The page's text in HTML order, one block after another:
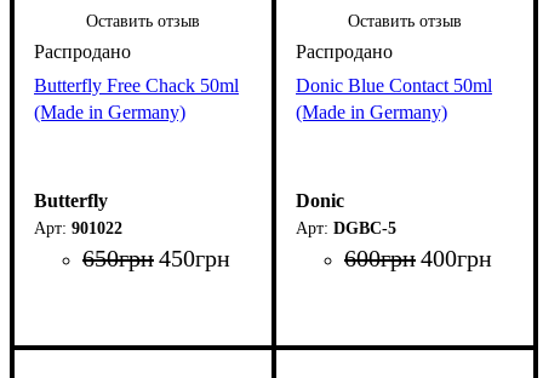
Оставить отзыв
Butterfly Free Chack 50ml
(Made in Germany)
Butterfly
901022
650грн450грн
Оставить отзыв
Donic Blue Contact 50ml
(Made in Germany)
Donic
DGBC-5
600грн400грн